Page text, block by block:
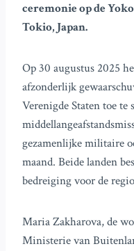
ceremonie op de
Tokio, Japan.
Op 30 augustus 2025
afzonderlijk
Verenigde Staten toe te
gezamenlijke militaire
maand. Beide landen
bedreiging voor de
Maria Zakharova, de
Ministerie van